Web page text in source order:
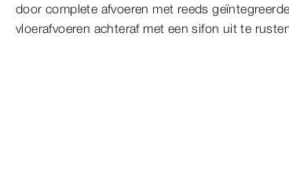
door complete afvoeren met reeds
vloerafvoeren achteraf met een sifon uit te